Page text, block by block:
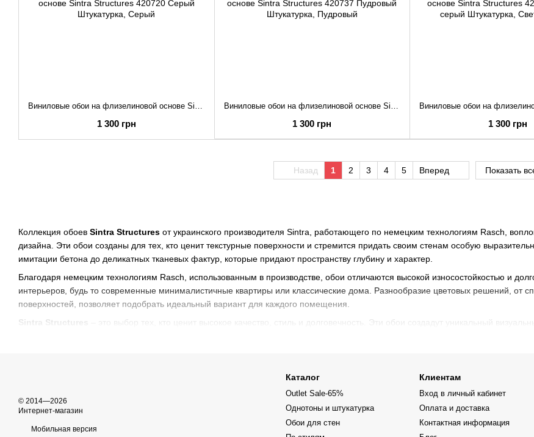
Коллекция обоев Sintra Structures от украинского производителя Sintra, работающего по немецким технологиям Rasch,
дизайна. Эти обои созданы для тех, кто ценит текстурные поверхности и стремится придать своим стенам особую
имитации бетона до деликатных тканевых фактур, которые придают пространству глубину и характер.
Благодаря немецким технологиям Rasch, использованным в производстве, обои отличаются высокой износостойкостью и
интерьеров, будь то современные минималистичные квартиры или классические дома. Разнообразие цветовых решений, от
поверхностей, позволяет подобрать идеальный вариант для каждого помещения.
Sintra Structures
– это выбор тех, кто ценит высокое качество, стиль и долговечность. Эти обои создадут уникальный
1 300 грн 1 300 грн 1 300 грн
Назад 1 2 3 4 5 Вперед Показать
© 2014—2026
Интернет-магазин
Мобильная версия
Каталог
Outlet Sale-65%
Однотоны и штукатурка
Обои для стен
Клиентам
Вход в личный кабинет
Оплата и доставка
Контактная информация